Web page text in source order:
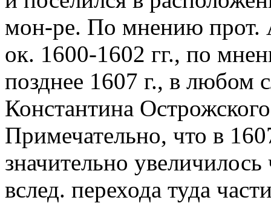
мон-ре. По мнению прот.
ок. 1600-1602 гг., по
позднее 1607 г., в любом
Константина
Примечательно, что в
значительно
вслед. перехода туда